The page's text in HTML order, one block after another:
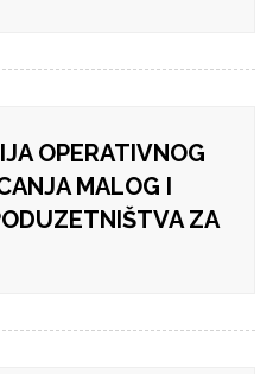
OPERATIVNOG
MALOG I
ZA